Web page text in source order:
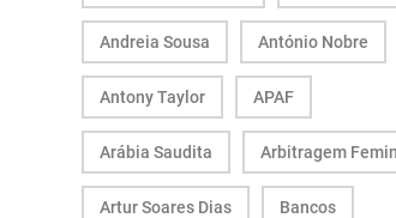
Andreia Sousa António Nobre
Antony Taylor APAF
Arábia Saudita Arbitragem
Artur Soares Dias Bancos